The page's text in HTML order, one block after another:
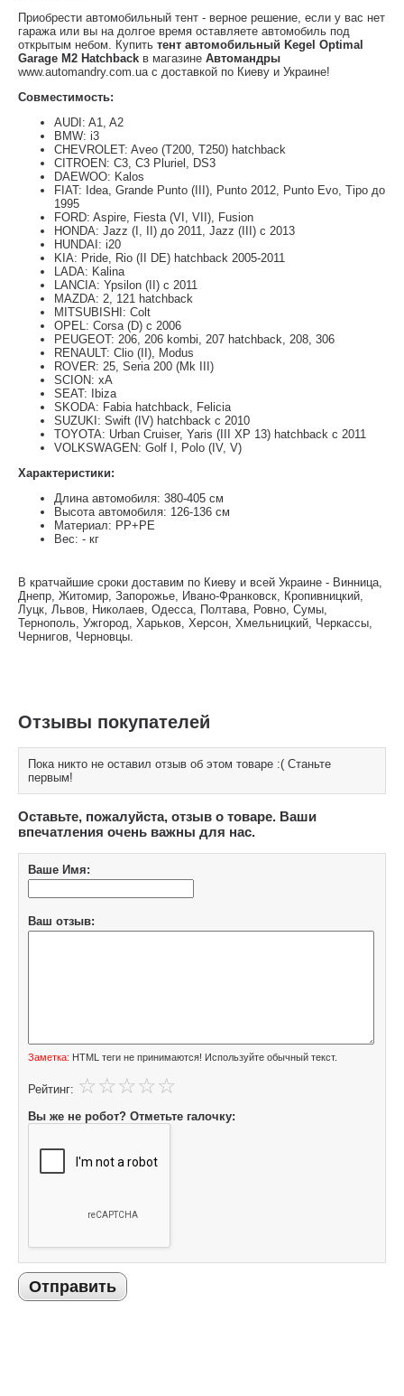
Приобрести автомобильный тент - верное решение, если у вас нет
гаража или вы на долгое время оставляете автомобиль под
открытым небом. Купить тент автомобильный Kegel Optimal
Garage M2 Hatchback в магазине Автомандры
www.automandry.com.ua с доставкой по Киеву и Украине!
Совместимость:
AUDI: A1, A2
BMW: i3
CHEVROLET: Aveo (T200, T250) hatchback
CITROEN: C3, C3 Pluriel, DS3
DAEWOO: Kalos
FIAT: Idea, Grande Punto (III), Punto 2012, Punto Evo, Tipo до
1995
FORD: Aspire, Fiesta (VI, VII), Fusion
HONDA: Jazz (I, II) до 2011, Jazz (III) с 2013
HUNDAI: i20
KIA: Pride, Rio (II DE) hatchback 2005-2011
LADA: Kalina
LANCIA: Ypsilon (II) с 2011
MAZDA: 2, 121 hatchback
MITSUBISHI: Colt
OPEL: Corsa (D) с 2006
PEUGEOT: 206, 206 kombi, 207 hatchback, 208, 306
RENAULT: Clio (II), Modus
ROVER: 25, Seria 200 (Mk III)
SCION: xA
SEAT: Ibiza
SKODA: Fabia hatchback, Felicia
SUZUKI: Swift (IV) hatchback с 2010
TOYOTA: Urban Cruiser, Yaris (III XP 13) hatchback с 2011
VOLKSWAGEN: Golf I, Polo (IV, V)
Характеристики:
Длина автомобиля: 380-405 см
Высота автомобиля: 126-136 см
Материал: РР+РЕ
Вес: - кг
В кратчайшие сроки доставим по Киеву и всей Украине - Винница,
Днепр, Житомир, Запорожье, Ивано-Франковск, Кропивницкий,
Луцк, Львов, Николаев, Одесса, Полтава, Ровно, Сумы,
Тернополь, Ужгород, Харьков, Херсон, Хмельницкий, Черкассы,
Чернигов, Черновцы.
Отзывы покупателей
Пока никто не оставил отзыв об этом товаре :( Станьте
первым!
Оставьте, пожалуйста, отзыв о товаре. Ваши
впечатления очень важны для нас.
Ваше Имя:
Ваш отзыв:
Заметка: HTML теги не принимаются! Используйте обычный текст.
Рейтинг:
Вы же не робот? Отметьте галочку:
Отправить